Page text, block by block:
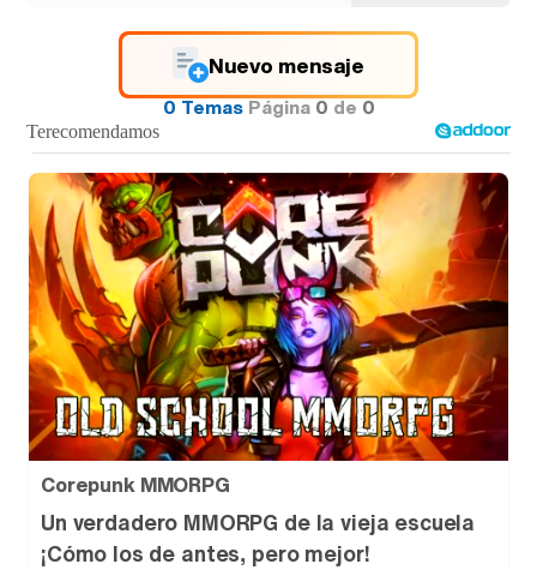
Nuevo mensaje
0 TemasPágina0de0
Corepunk MMORPG
Un verdadero MMORPG de la vieja escuela
¡Cómo los de antes, pero mejor!